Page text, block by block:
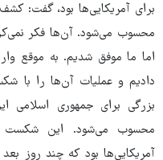
برای آمریکایی‌ها بود، گفت:
محسوب می‌شود. آن‌ها فکر
اما ما موفق شدیم. به موقع
دادیم و عملیات آن‌ها را با
بزرگی برای جمهوری اسلامی
محسوب می‌شود. این
آمریکایی‌ها بود که چند روز